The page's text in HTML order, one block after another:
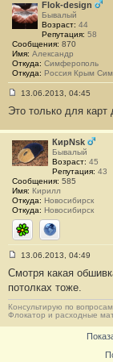
и
е
#
8
Flok-design
Бывалый
Возраст: 44
Репутация: 58
Сообщения: 870
Имя: Александр
Откуда: Симферополь
Откуда: Россия Крым
о
б
щ
е
н
и
е
#
1
9
13.06.2013, 04:45
Это только для карт
КирNsk
Бывалый
Возраст: 45
Репутация: 43
Сообщения: 585
Имя: Кирилл
Откуда: Новосибирск
Откуда: Новосибирск
ICQ Сайт
о
б
щ
е
н
13.06.2013, 04:49
Смотря какая
потолках тоже.
Консультирую по
Флокатор и расходные